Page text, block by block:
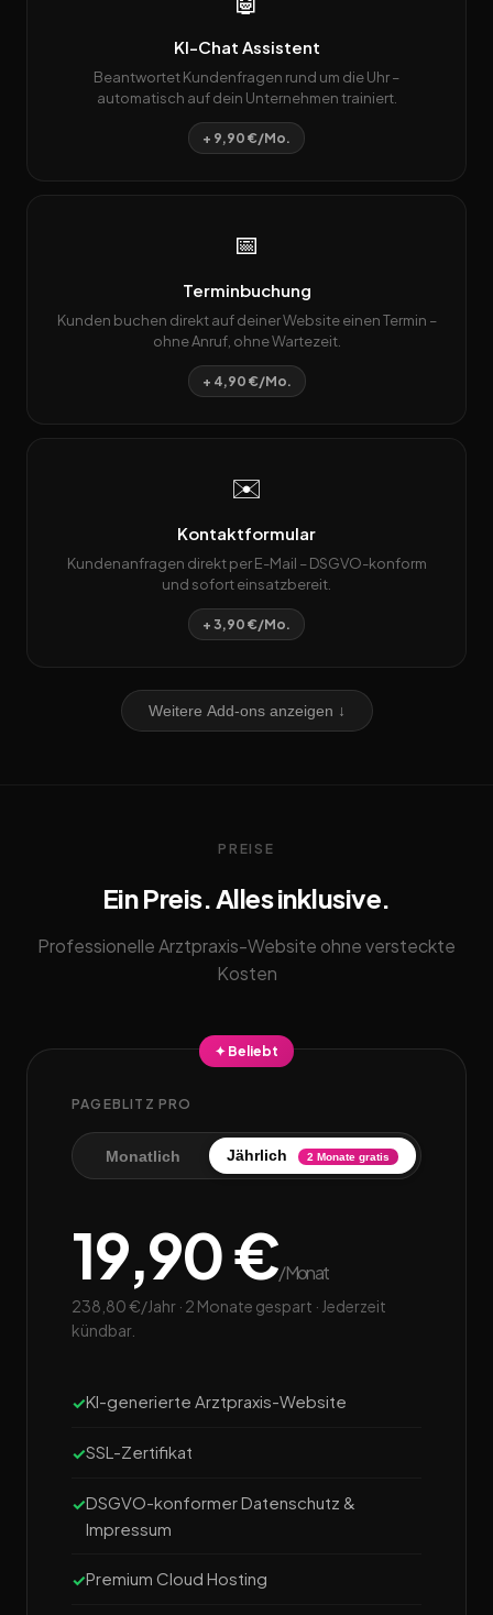
KI-Chat Assistent
Beantwortet Kundenfragen rund um die Uhr –
automatisch auf dein Unternehmen trainiert.
+ 9,90 €/Mo.
📅
Terminbuchung
Kunden buchen direkt auf deiner Website einen Termin –
ohne Anruf, ohne Wartezeit.
+ 4,90 €/Mo.
✉️
Kontaktformular
Kundenanfragen direkt per E-Mail – DSGVO-konform
und sofort einsatzbereit.
+ 3,90 €/Mo.
Weitere Add-ons anzeigen ↓
PREISE
Ein Preis. Alles inklusive.
Professionelle Arztpraxis-Website ohne versteckte
Kosten
✦ Beliebt
PAGEBLITZ PRO
Monatlich Jährlich 2 Monate gratis
19,90 €/Monat
238,80 €/Jahr · 2 Monate gespart · Jederzeit
kündbar.
KI-generierte Arztpraxis-Website
SSL-Zertifikat
DSGVO-konformer Datenschutz &
Impressum
Premium Cloud Hosting